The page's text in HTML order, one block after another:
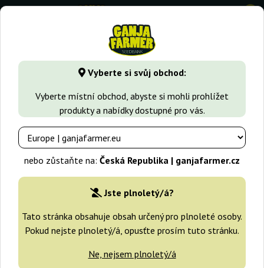
Vyberte si svůj obchod:
Vyberte místní obchod, abyste si mohli prohlížet
produkty a nabídky dostupné pro vás.
nebo zůstaňte na: Česká Republika | ganjafarmer.cz
Jste plnoletý/á?
Tato stránka obsahuje obsah určený pro plnoleté osoby.
Pokud nejste plnoletý/á, opusťte prosím tuto stránku.
Ne, nejsem plnoletý/á
0
GanjaFarmer.cz Druhy Marihuany Orange Haze Orange
-25%
+dárky